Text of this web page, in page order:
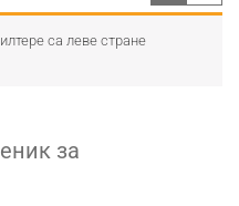
са леве стране
за